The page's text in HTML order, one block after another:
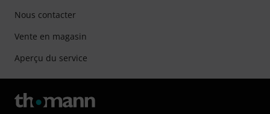
Nous contacter
Vente en magasin
Aperçu du service